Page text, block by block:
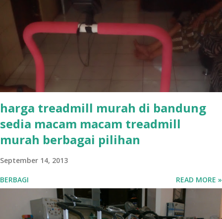
harga treadmill murah di bandung
sedia macam macam treadmill
murah berbagai pilihan
September 14, 2013
BERBAGI READ MORE »